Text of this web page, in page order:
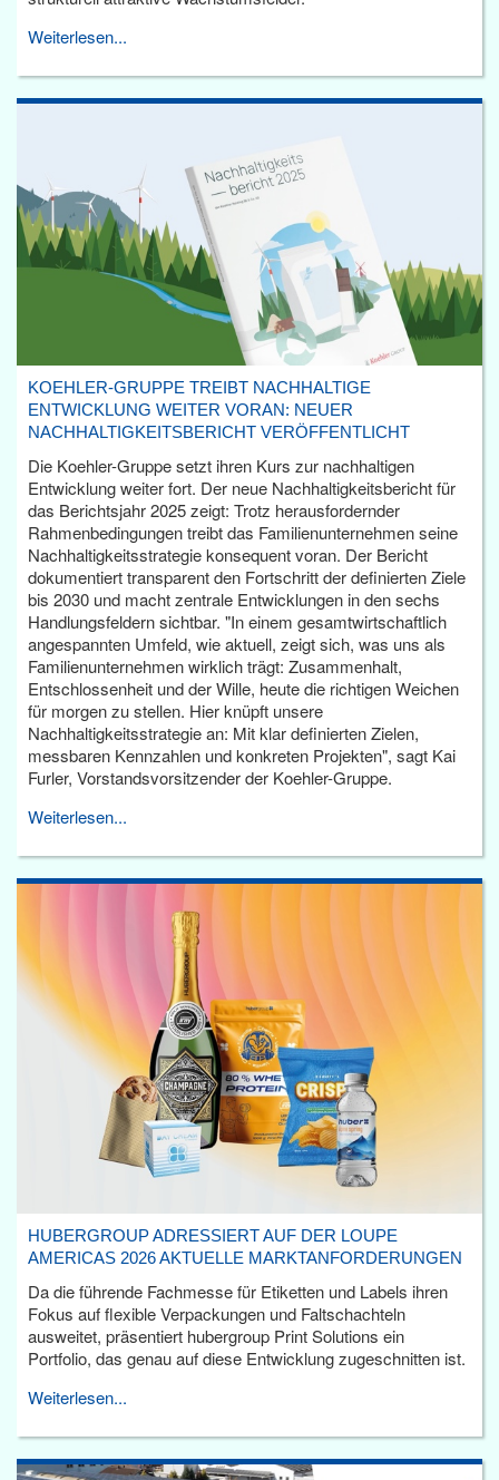
Weiterlesen...
KOEHLER-GRUPPE TREIBT NACHHALTIGE
ENTWICKLUNG WEITER VORAN: NEUER
NACHHALTIGKEITSBERICHT VERÖFFENTLICHT
Die Koehler-Gruppe setzt ihren Kurs zur nachhaltigen
Entwicklung weiter fort. Der neue Nachhaltigkeitsbericht für
das Berichtsjahr 2025 zeigt: Trotz herausfordernder
Rahmenbedingungen treibt das Familienunternehmen seine
Nachhaltigkeitsstrategie konsequent voran. Der Bericht
dokumentiert transparent den Fortschritt der definierten Ziele
bis 2030 und macht zentrale Entwicklungen in den sechs
Handlungsfeldern sichtbar. "In einem gesamtwirtschaftlich
angespannten Umfeld, wie aktuell, zeigt sich, was uns als
Familienunternehmen wirklich trägt: Zusammenhalt,
Entschlossenheit und der Wille, heute die richtigen Weichen
für morgen zu stellen. Hier knüpft unsere
Nachhaltigkeitsstrategie an: Mit klar definierten Zielen,
messbaren Kennzahlen und konkreten Projekten", sagt Kai
Furler, Vorstandsvorsitzender der Koehler-Gruppe.
Weiterlesen...
HUBERGROUP ADRESSIERT AUF DER LOUPE
AMERICAS 2026 AKTUELLE MARKTANFORDERUNGEN
Da die führende Fachmesse für Etiketten und Labels ihren
Fokus auf flexible Verpackungen und Faltschachteln
ausweitet, präsentiert hubergroup Print Solutions ein
Portfolio, das genau auf diese Entwicklung zugeschnitten ist.
Weiterlesen...